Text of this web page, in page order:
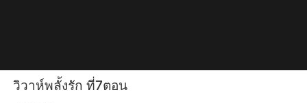
วิวาห์พลั้งรัก ที่7ตอน